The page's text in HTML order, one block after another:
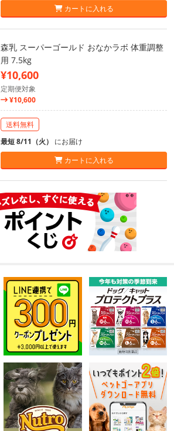
カートに入れる
森乳 スーパーゴールド おなかラボ 体重調整
用 7.5kg
¥10,600
定期便対象
¥10,600
送料無料
最短 8/11（火） にお届け
カートに入れる